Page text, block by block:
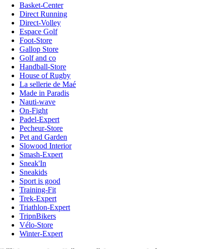
Basket-Center
Direct Running
Direct-Volley
Espace Golf
Foot-Store
Gallop Store
Golf and co
Handball-Store
House of Rugby
La sellerie de Maé
Made in Paradis
Nauti-wave
On-Fight
Padel-Expert
Pecheur-Store
Pet and Garden
Slowood Interior
Smash-Expert
Sneak'In
Sneakids
Sport is good
Training-Fit
Trek-Expert
Triathlon-Expert
TripnBikers
Vélo-Store
Winter-Expert